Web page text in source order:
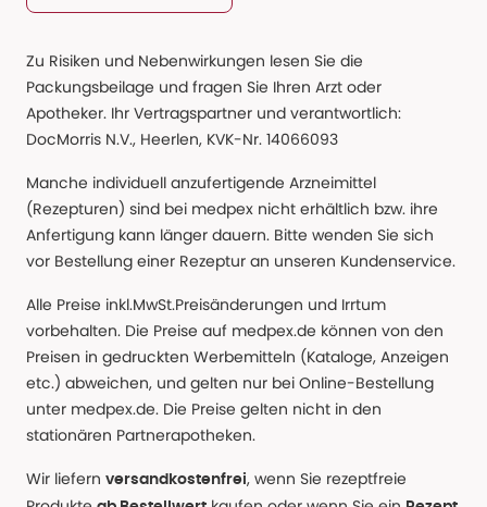
Zu Risiken und Nebenwirkungen lesen Sie die
Packungsbeilage und fragen Sie Ihren Arzt oder
Apotheker. Ihr Vertragspartner und verantwortlich:
DocMorris N.V., Heerlen, KVK-Nr. 14066093
Manche individuell anzufertigende Arzneimittel
(Rezepturen) sind bei medpex nicht erhältlich bzw. ihre
Anfertigung kann länger dauern. Bitte wenden Sie sich
vor Bestellung einer Rezeptur an unseren Kundenservice.
Alle Preise inkl.MwSt.Preisänderungen und Irrtum
vorbehalten. Die Preise auf medpex.de können von den
Preisen in gedruckten Werbemitteln (Kataloge, Anzeigen
etc.) abweichen, und gelten nur bei Online-Bestellung
unter medpex.de. Die Preise gelten nicht in den
stationären Partnerapotheken.
Wir liefern versandkostenfrei, wenn Sie rezeptfreie